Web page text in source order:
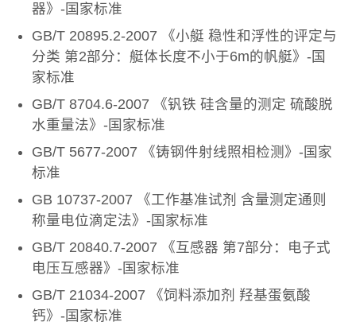
器》-国家标准
GB/T 20895.2-2007 《小艇 稳性和浮性的评定与
分类 第2部分：艇体长度不小于6m的帆艇》-国
家标准
GB/T 8704.6-2007 《钒铁 硅含量的测定 硫酸脱
水重量法》-国家标准
GB/T 5677-2007 《铸钢件射线照相检测》-国家
标准
GB 10737-2007 《工作基准试剂 含量测定通则
称量电位滴定法》-国家标准
GB/T 20840.7-2007 《互感器 第7部分：电子式
电压互感器》-国家标准
GB/T 21034-2007 《饲料添加剂 羟基蛋氨酸
钙》-国家标准